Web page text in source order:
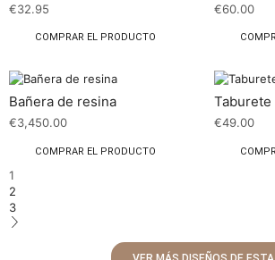
€32.95
COMPRAR EL PRODUCTO
€60.00
Bañera de resina
€3,450.00
COMPRAR EL PRODUCTO
Taburete
€49.00
1
2
3